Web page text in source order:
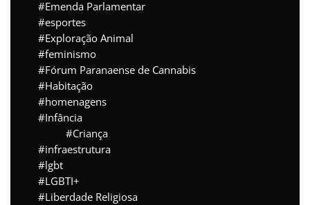
Emenda Parlamentar
esportes
Exploração Animal
feminismo
Fórum Paranaense de Cannabis
Habitação
homenagens
Infância
Criança
infraestrutura
lgbt
LGBTI+
Liberdade Religiosa